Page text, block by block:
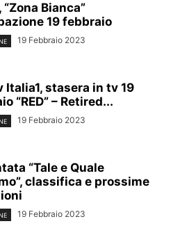
“Zona Bianca”
19 febbraio
19 Febbraio 2023
Italia1, stasera in tv 19
“RED” – Retired...
19 Febbraio 2023
“Tale e Quale
classifica e prossime
19 Febbraio 2023